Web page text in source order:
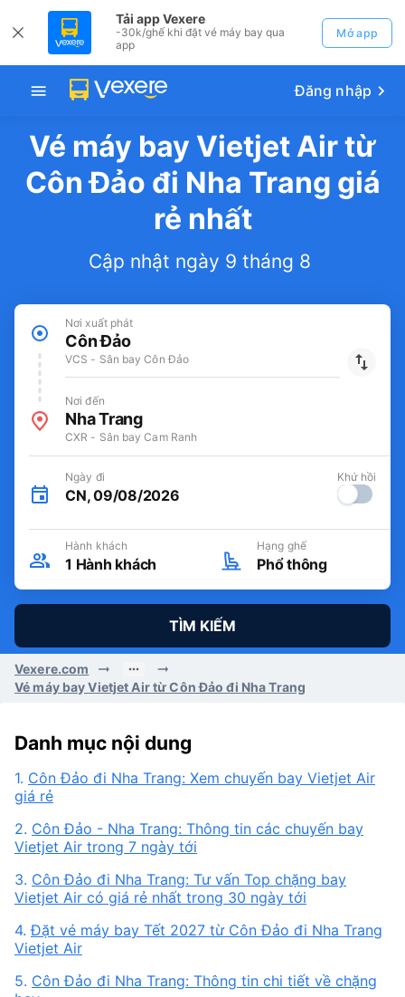
Tải app Vexere
-30k/ghế khi đặt vé máy bay qua
app
Mở app
Đăng nhập
Vé máy bay Vietjet Air từ
Côn Đảo đi Nha Trang giá
rẻ nhất
Cập nhật ngày 9 tháng 8
Nơi xuất phát
Côn Đảo
VCS - Sân bay Côn Đảo
Nơi đến
Nha Trang
CXR - Sân bay Cam Ranh
Ngày đi
CN, 09/08/2026
Khứ hồi
Hành khách
1 Hành khách
Hạng ghế
Phổ thông
TÌM KIẾM
Vexere.com
Vé máy bay Vietjet Air từ Côn Đảo đi Nha Trang
Danh mục nội dung
1. Côn Đảo đi Nha Trang: Xem chuyến bay Vietjet Air
giá rẻ
2. Côn Đảo - Nha Trang: Thông tin các chuyến bay
Vietjet Air trong 7 ngày tới
3. Côn Đảo đi Nha Trang: Tư vấn Top chặng bay
Vietjet Air có giá rẻ nhất trong 30 ngày tới
4.Đặt vé máy bay Tết 2027 từ Côn Đảo đi Nha Trang
Vietjet Air
5. Côn Đảo đi Nha Trang: Thông tin chi tiết về chặng